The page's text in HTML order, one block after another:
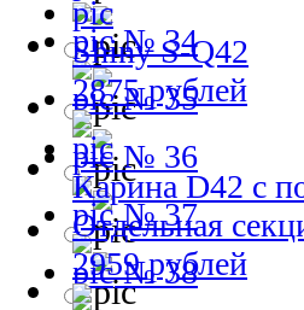
№ 34
№ 35
№ 36
№ 37
№ 38
Shiny S-Q42
2875 рублей
Карина D42 с
Отдельная
2959 рублей